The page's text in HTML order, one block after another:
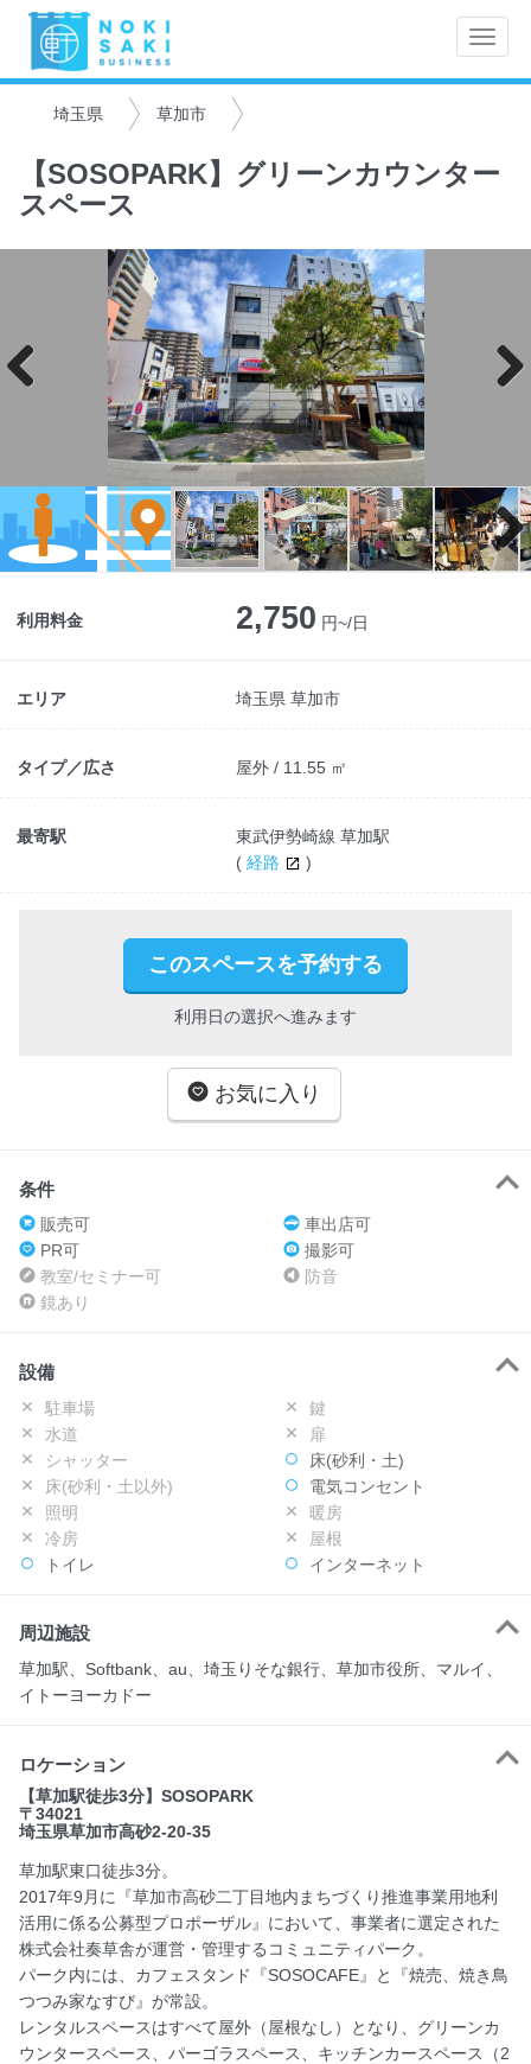
Toggle
埼玉県 草加市
【SOSOPARK】グリーンカウンター
スペース
Next
利用料金 2,750 円~/日
エリア 埼玉県 草加市
タイプ／広さ 屋外 / 11.55 ㎡
最寄駅
東武伊勢崎線 草加駅
( 経路 )
このスペースを予約する
利用日の選択へ進みます
お気に入り
条件
販売可
車出店可
PR可
撮影可
教室/セミナー可
防音
鏡あり
設備
駐車場
鍵
水道
扉
シャッター
床(砂利・土)
床(砂利・土以外)
電気コンセント
照明
暖房
冷房
屋根
トイレ
インターネット
周辺施設
草加駅、Softbank、au、埼玉りそな銀行、草加市役所、マルイ、
イトーヨーカドー
ロケーション
【草加駅徒歩3分】SOSOPARK
〒34021
埼玉県草加市高砂2-20-35
草加駅東口徒歩3分。
2017年9月に『草加市高砂二丁目地内まちづくり推進事業用地利
活用に係る公募型プロポーザル』において、事業者に選定された
株式会社奏草舎が運営・管理するコミュニティパーク。
パーク内には、カフェスタンド『SOSOCAFE』と『焼売、焼き鳥
つつみ家なすび』が常設。
レンタルスペースはすべて屋外（屋根なし）となり、グリーンカ
ウンタースペース、パーゴラスペース、キッチンカースペース（2